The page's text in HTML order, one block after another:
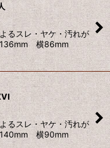
るスレ・ヤケ・汚れが
136mm 横86mm
るスレ・ヤケ・汚れが
140mm 横90mm